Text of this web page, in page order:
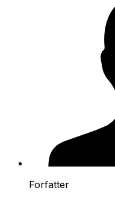
Forfatter